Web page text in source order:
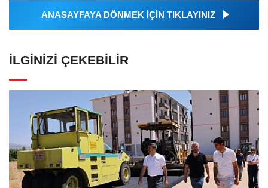
ANASAYFAYA DÖNMEK İÇİN TIKLAYINIZ
İLGINIZI ÇEKEBILIR